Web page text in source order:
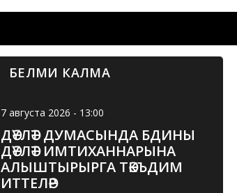
БЕЛМИ КАЛМА
7 августа 2026 - 13:00
ДӘҮЛӘТ ДУМАСЫНДА БДИНЫ
ДӘҮЛӘТ ИМТИХАННАРЫНА
АЛЫШТЫРЫРГА ТӘКЪДИМ
ИТТЕЛӘР